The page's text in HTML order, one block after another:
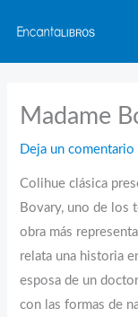
contenido
Madame
Deja un comentario
Colihue clásica
Bovary, uno de los
obra más
relata una historia
esposa de un
con las formas de